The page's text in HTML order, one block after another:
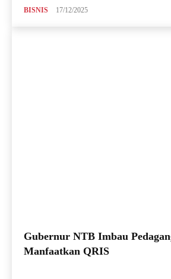
BISNIS 17/12/2025
Gubernur NTB Imbau
Manfaatkan QRIS